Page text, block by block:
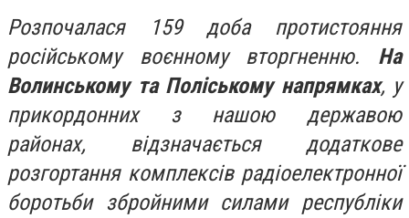
Розпочалася 159 доба протистояння
російському воєнному вторгненню. На
Волинському та Поліському напрямках, у
прикордонних з нашою державою
районах, відзначається додаткове
розгортання комплексів радіоелектронної
боротьби збройними силами республіки